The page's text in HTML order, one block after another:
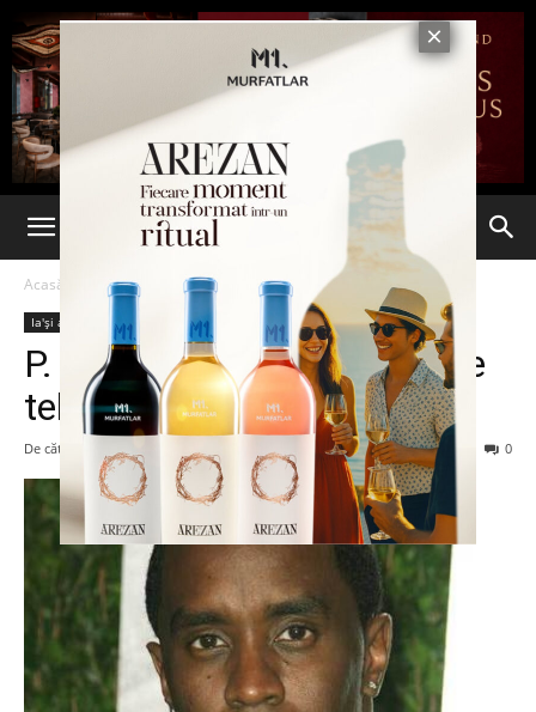
Acasă Ia'și arată bine Vedete
Ia'și arată bine
P. Diddy îşi cumpără post de
televiziune
De către admin 12 martie 2014 0
171